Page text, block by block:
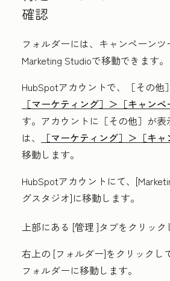
確認
フォルダーには、キャンペーンツ
Marketing Studioで移動できます。
HubSpotアカウントで、
［その他
［マーケティング］＞ ［キャンペ
す。アカウントに ［その他］が
は、
［マーケティング］＞ ［キ
移動します。
HubSpotアカウントにて、[
グスタジオ]に移動します。
上部にある [管理 ]タブをクリック
右上の [フォルダー]をクリックし
フォルダーに移動します。